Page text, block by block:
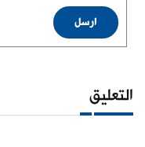
ارسل
التعليق